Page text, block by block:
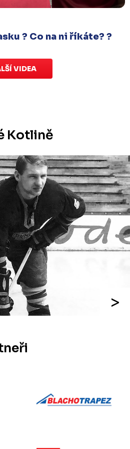
nad Labem utkají doma
listopadu od 18:00
? Co na ni říkáte? ?
VIDEA
Kotlině